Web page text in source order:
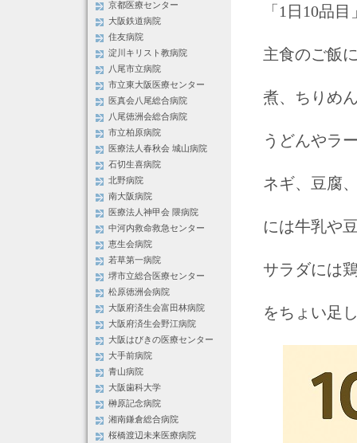
京都医療センター
大阪鉄道病院
住友病院
淀川キリスト教病院
八尾市立病院
市立東大阪医療センター
医真会八尾総合病院
八尾徳洲会総合病院
市立柏原病院
医療法人春秋会 城山病院
石切生喜病院
北野病院
南大阪病院
医療法人神甲会 隈病院
中河内救命救急センター
恵生会病院
若草第一病院
堺市立総合医療センター
松原徳洲会病院
大阪府済生会富田林病院
大阪府済生会野江病院
大阪はびきの医療センター
大手前病院
青山病院
大阪歯科大学
榊原記念病院
湘南鎌倉総合病院
桜橋渡辺未来医療病院
「1日10品
主食のご飯
煮、ちりめ
うどんやラ
ネギ、豆腐
には牛乳や
サラダには
をちょい足